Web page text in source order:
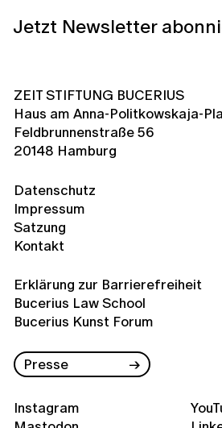
Jetzt Newsletter
ZEIT STIFTUNG BUCERIUS
Haus am Anna-Politkowskaja-
Feldbrunnenstraße 56
20148 Hamburg
Datenschutz
Impressum
Satzung
Kontakt
Erklärung zur Barrierefreiheit
Bucerius Law School
Bucerius Kunst Forum
Presse
Instagram